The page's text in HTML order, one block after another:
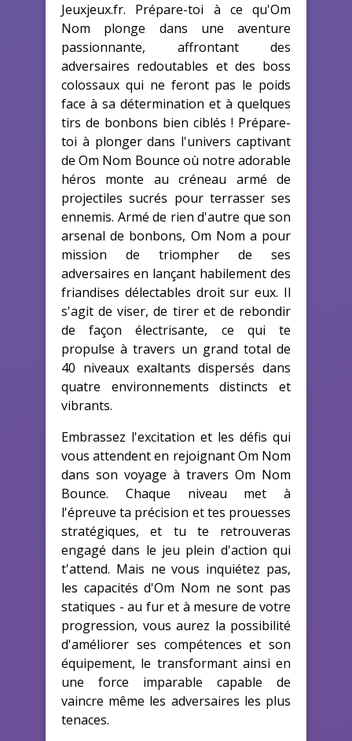
Jeuxjeux.fr. Prépare-toi à ce qu'Om
Nom plonge dans une aventure
passionnante, affrontant des
adversaires redoutables et des boss
colossaux qui ne feront pas le poids
face à sa détermination et à quelques
tirs de bonbons bien ciblés ! Prépare-
toi à plonger dans l'univers captivant
de Om Nom Bounce où notre adorable
héros monte au créneau armé de
projectiles sucrés pour terrasser ses
ennemis. Armé de rien d'autre que son
arsenal de bonbons, Om Nom a pour
mission de triompher de ses
adversaires en lançant habilement des
friandises délectables droit sur eux. Il
s'agit de viser, de tirer et de rebondir
de façon électrisante, ce qui te
propulse à travers un grand total de
40 niveaux exaltants dispersés dans
quatre environnements distincts et
vibrants.
Embrassez l'excitation et les défis qui
vous attendent en rejoignant Om Nom
dans son voyage à travers Om Nom
Bounce. Chaque niveau met à
l'épreuve ta précision et tes prouesses
stratégiques, et tu te retrouveras
engagé dans le jeu plein d'action qui
t'attend. Mais ne vous inquiétez pas,
les capacités d'Om Nom ne sont pas
statiques - au fur et à mesure de votre
progression, vous aurez la possibilité
d'améliorer ses compétences et son
équipement, le transformant ainsi en
une force imparable capable de
vaincre même les adversaires les plus
tenaces.